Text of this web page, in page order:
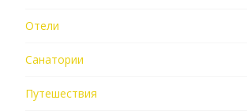
Отели
Санатории
Путешествия